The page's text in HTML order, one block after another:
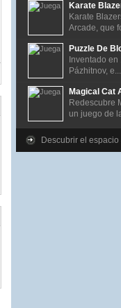
Karate
Karate
Arcade, que
Puzzle De
Inventado
Pázhitnov,
Magical Cat
Redescubre
un juego de
Descubrir el